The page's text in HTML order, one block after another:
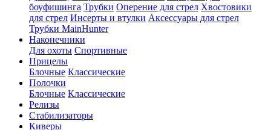
боуфишинга Трубки Оперение для стрел Хвостовики
для стрел Инсерты и втулки Аксессуары для стрел
Трубки MainHunter
Наконечники
Для охоты Спортивные
Прицелы
Блочные Классические
Полочки
Блочные Классические
Релизы
Стабилизаторы
Киверы